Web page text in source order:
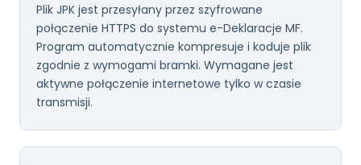
Plik JPK jest przesyłany przez szyfrowane
połączenie HTTPS do systemu e-Deklaracje MF.
Program automatycznie kompresuje i koduje plik
zgodnie z wymogami bramki. Wymagane jest
aktywne połączenie internetowe tylko w czasie
transmisji.